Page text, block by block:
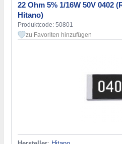
22 Ohm 5% 1/16W 50V 0402
Hitano)
Produktcode: 50801
zu Favoriten hinzufügen